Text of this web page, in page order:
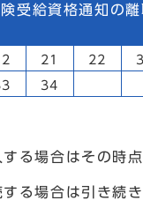
受給資格通知の離
21 22
34
る場合はその時
る場合は引き続き